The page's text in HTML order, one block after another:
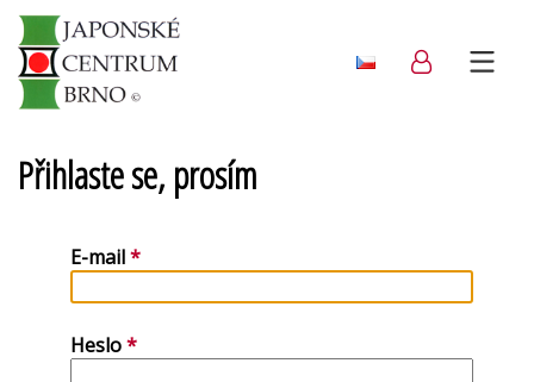
Přihlaste se, prosím
E-mail
Heslo